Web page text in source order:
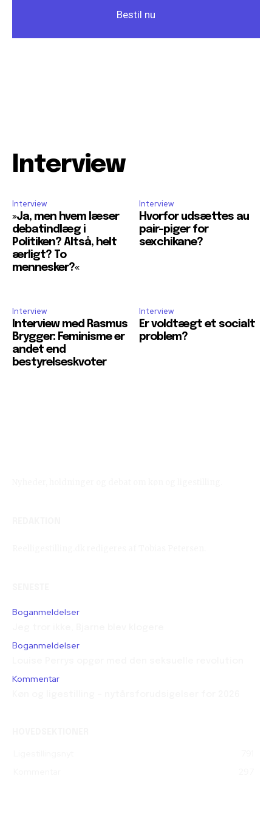
Bestil nu
Interview
Interview
»Ja, men hvem læser
debatindlæg i
Politiken? Altså, helt
ærligt? To
mennesker?«
Interview
Hvorfor udsættes au
pair-piger for
sexchikane?
Interview
Interview med Rasmus
Brygger: Feminisme er
andet end
bestyrelseskvoter
Interview
Er voldtægt et socialt
problem?
Boganmeldelser
Boganmeldelser
Kommentar